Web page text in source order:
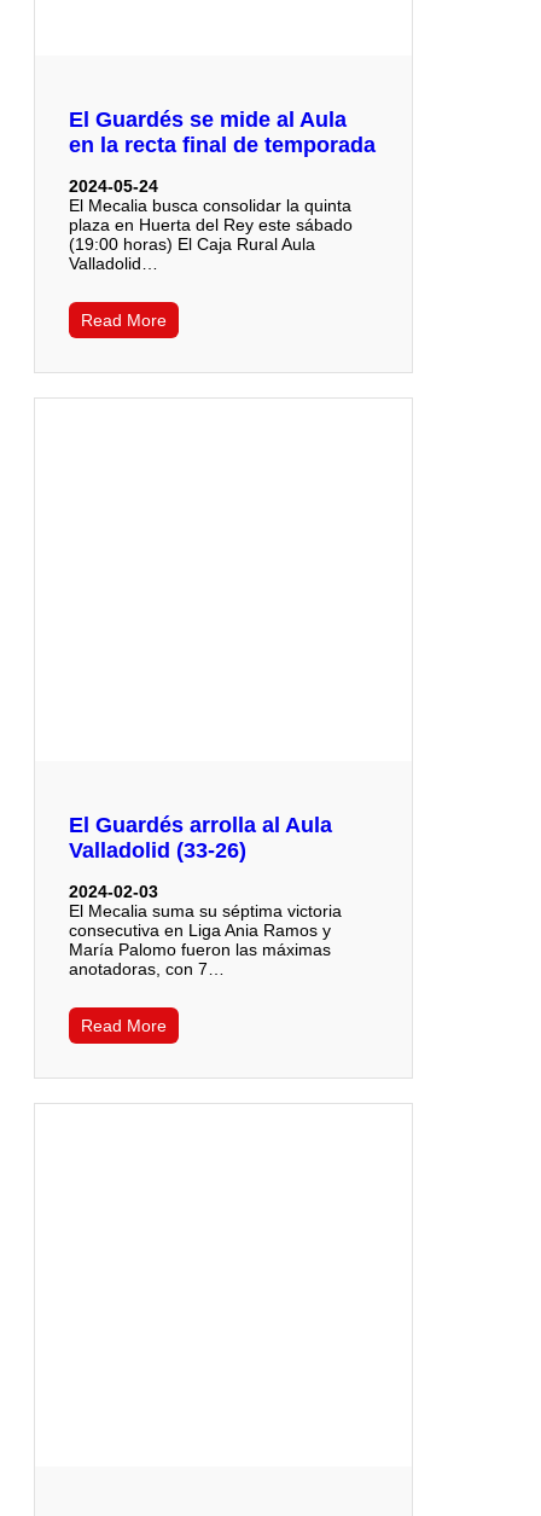
El Guardés se mide al Aula
en la recta final de temporada
2024-05-24
El Mecalia busca consolidar la quinta
plaza en Huerta del Rey este sábado
(19:00 horas) El Caja Rural Aula
Valladolid…
Read More
El Guardés arrolla al Aula
Valladolid (33-26)
2024-02-03
El Mecalia suma su séptima victoria
consecutiva en Liga Ania Ramos y
María Palomo fueron las máximas
anotadoras, con 7…
Read More